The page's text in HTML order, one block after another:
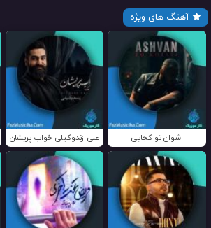
آهنگ های ویژه
اشوان تو کجایی علی زندوکیلی خواب پریشان